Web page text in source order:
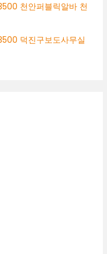
천안퍼블릭알바 천
덕진구보도사무실